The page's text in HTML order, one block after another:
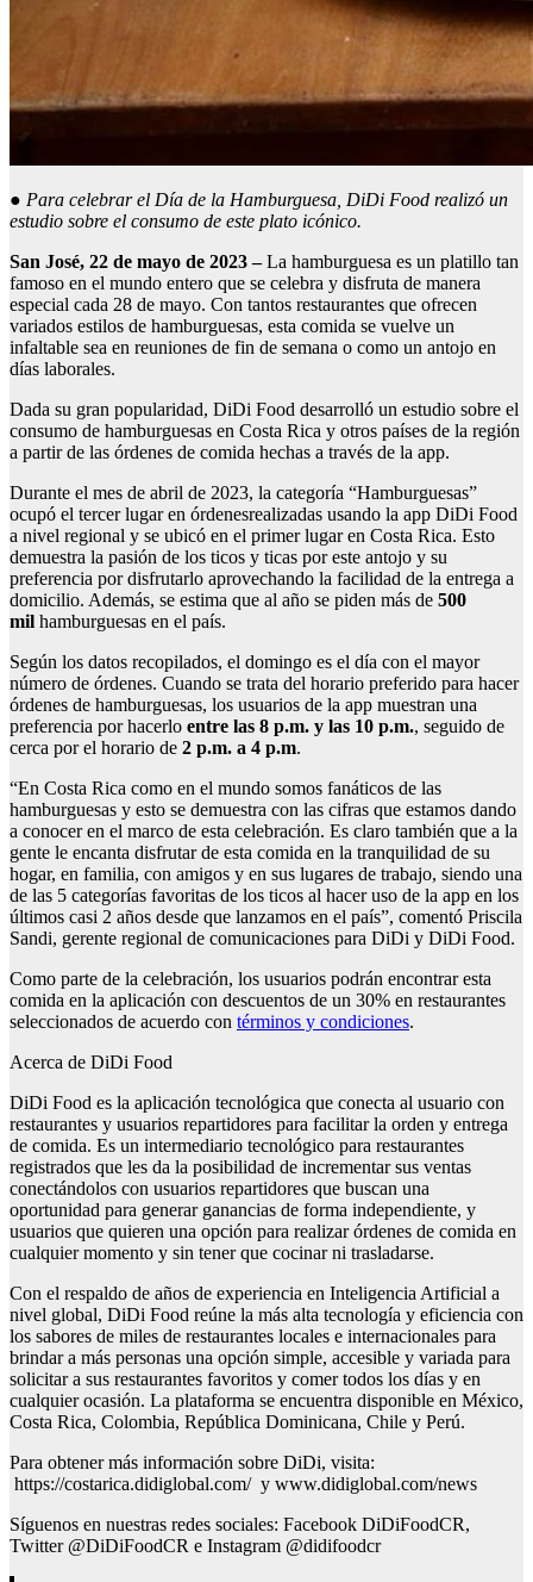
● Para celebrar el Día de la Hamburguesa, DiDi Food realizó un
estudio sobre el consumo de este plato icónico.
San José, 22 de mayo de 2023 – La hamburguesa es un platillo tan
famoso en el mundo entero que se celebra y disfruta de manera
especial cada 28 de mayo. Con tantos restaurantes que ofrecen
variados estilos de hamburguesas, esta comida se vuelve un
infaltable sea en reuniones de fin de semana o como un antojo en
días laborales.
Dada su gran popularidad, DiDi Food desarrolló un estudio sobre el
consumo de hamburguesas en Costa Rica y otros países de la región
a partir de las órdenes de comida hechas a través de la app.
Durante el mes de abril de 2023, la categoría “Hamburguesas”
ocupó el tercer lugar en órdenesrealizadas usando la app DiDi Food
a nivel regional y se ubicó en el primer lugar en Costa Rica. Esto
demuestra la pasión de los ticos y ticas por este antojo y su
preferencia por disfrutarlo aprovechando la facilidad de la entrega a
domicilio. Además, se estima que al año se piden más de 500
mil hamburguesas en el país.
Según los datos recopilados, el domingo es el día con el mayor
número de órdenes. Cuando se trata del horario preferido para hacer
órdenes de hamburguesas, los usuarios de la app muestran una
preferencia por hacerlo entre las 8 p.m. y las 10 p.m., seguido de
cerca por el horario de 2 p.m. a 4 p.m.
“En Costa Rica como en el mundo somos fanáticos de las
hamburguesas y esto se demuestra con las cifras que estamos dando
a conocer en el marco de esta celebración. Es claro también que a la
gente le encanta disfrutar de esta comida en la tranquilidad de su
hogar, en familia, con amigos y en sus lugares de trabajo, siendo una
de las 5 categorías favoritas de los ticos al hacer uso de la app en los
últimos casi 2 años desde que lanzamos en el país”, comentó Priscila
Sandi, gerente regional de comunicaciones para DiDi y DiDi Food.
Como parte de la celebración, los usuarios podrán encontrar esta
comida en la aplicación con descuentos de un 30% en restaurantes
seleccionados de acuerdo con términos y condiciones.
Acerca de DiDi Food
DiDi Food es la aplicación tecnológica que conecta al usuario con
restaurantes y usuarios repartidores para facilitar la orden y entrega
de comida. Es un intermediario tecnológico para restaurantes
registrados que les da la posibilidad de incrementar sus ventas
conectándolos con usuarios repartidores que buscan una
oportunidad para generar ganancias de forma independiente, y
usuarios que quieren una opción para realizar órdenes de comida en
cualquier momento y sin tener que cocinar ni trasladarse.
Con el respaldo de años de experiencia en Inteligencia Artificial a
nivel global, DiDi Food reúne la más alta tecnología y eficiencia con
los sabores de miles de restaurantes locales e internacionales para
brindar a más personas una opción simple, accesible y variada para
solicitar a sus restaurantes favoritos y comer todos los días y en
cualquier ocasión. La plataforma se encuentra disponible en México,
Costa Rica, Colombia, República Dominicana, Chile y Perú.
Para obtener más información sobre DiDi, visita:
https://costarica.didiglobal.com/ y www.didiglobal.com/news
Síguenos en nuestras redes sociales: Facebook DiDiFoodCR,
Twitter @DiDiFoodCR e Instagram @didifoodcr